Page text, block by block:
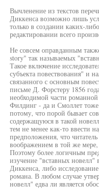
Вычленение из текстов
Диккенса возможно лишь
только в создании каких-
редактировании всего
Не совсем оправданным
story" так называемых
Такое включение
субъекта повествования" и
связанного с основным
письме Д. Форстеру 1856
необходимой части
Филдинг - да и Смоллет
потому, что порой бывает
содержащуюся в такой
тем не менее как-то ввести
предположения, что
воображением в той же
Поэтому более логичным
изучение "вставных новелл"
Диккенса, либо
романа. В любом случае
новелл" едва ли является